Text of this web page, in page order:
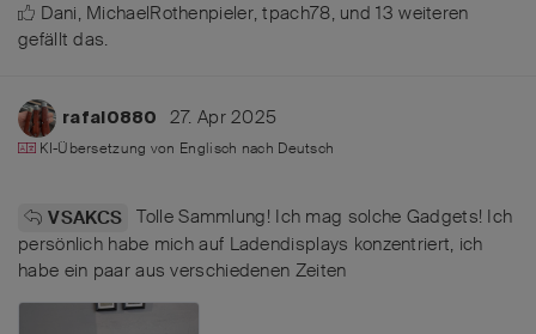
Dani, MichaelRothenpieler,tpach78, und13 weiteren
gefällt das.
rafal0880 27. Apr 2025
KI-Übersetzung von Englisch nach Deutsch
VSAKCS Tolle Sammlung! Ich mag solche Gadgets! Ich
persönlich habe mich auf Ladendisplays konzentriert, ich
habe ein paar aus verschiedenen Zeiten